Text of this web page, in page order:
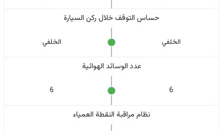
حساس التوقف خلال ركن السيارة
الخلفي الخلفي
عدد الوسائد الهوائية
6
6
نظام مراقبة النقطة العمياء